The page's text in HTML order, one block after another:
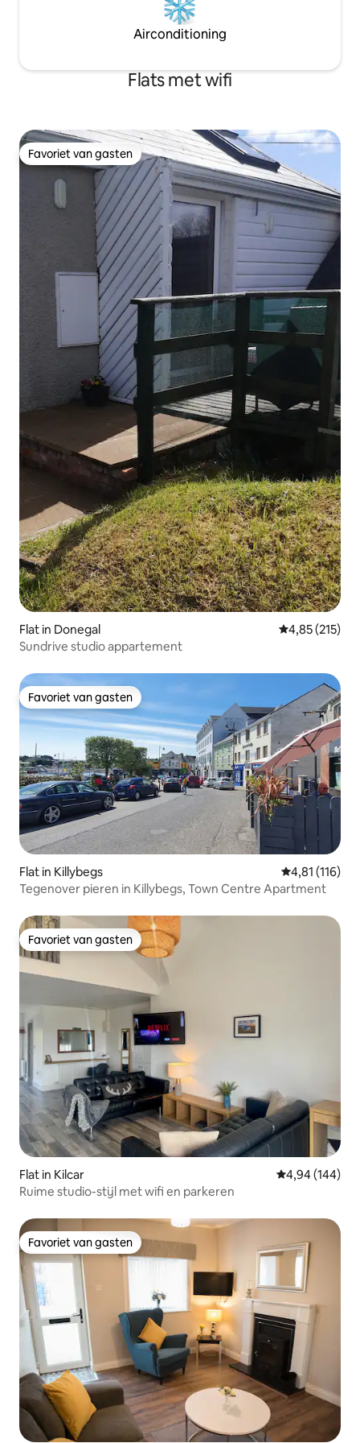
Airconditioning
Flats met wifi
Favoriet van gasten
Favoriet van gasten
Flat in Donegal Gemiddelde
4,85 (215)
Sundrive studio appartement
Favoriet van gasten
Favoriet van gasten
Flat in Killybegs Gemiddelde
4,81 (116)
Tegenover pieren in Killybegs, Town Centre Apartment
Favoriet van gasten
Favoriet van gasten
Flat in Kilcar Gemiddelde
4,94 (144)
Ruime studio-stijl met wifi en parkeren
Favoriet van gasten
Favoriet van gasten